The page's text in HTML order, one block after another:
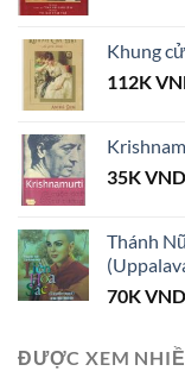
Khung
112K
35KVND
Thánh
70KVND
ĐƯỢC XEM